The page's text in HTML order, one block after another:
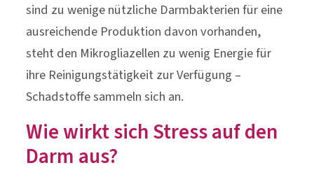
sind zu wenige nützliche Darmbakterien für eine
ausreichende Produktion davon vorhanden,
steht den Mikrogliazellen zu wenig Energie für
ihre Reinigungstätigkeit zur Verfügung –
Schadstoffe sammeln sich an.
Wie wirkt sich Stress auf den
Darm aus?